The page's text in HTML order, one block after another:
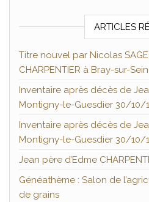
ARTICLES
Titre nouvel par Nicolas
CHARPENTIER à Bray-sur-
Inventaire après décès de
Montigny-le-Guesdier 30/10/
Inventaire après décès de
Montigny-le-Guesdier 30/10/
Jean père d’Edme
Généathème : Salon de
de grains